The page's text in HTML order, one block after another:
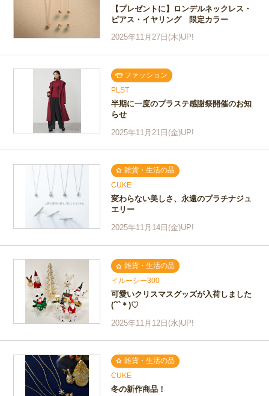
【プレゼントに】ロンデルネックレス・
ピアス・イヤリング 限定カラー
2025年11月27日(木)UP!
ファッション
PLST
半期に一度のプラステ感謝祭開催のお知
らせ
2025年11月21日(金)UP!
雑貨・生活の品
CUKE
変わらない美しさ、永遠のプラチナジュ
エリー
2025年11月14日(金)UP!
雑貨・生活の品
イルーシー300
可愛いクリスマスグッズが入荷しました
(´˘`＊)♡
2025年11月12日(水)UP!
雑貨・生活の品
CUKE
冬の新作商品！